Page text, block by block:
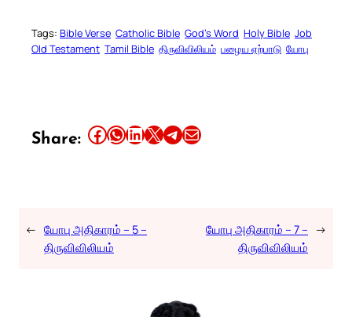
Tags: Bible Verse Catholic Bible God’s Word Holy Bible Job
Old Testament Tamil Bible திருவிவிலியம் பழைய ஏற்பாடு யோபு
Share: Share this article on Facebook Share this article on WhatsApp Share this article on LinkedIn Share this article on X Share this article on TelegramEmail this Article
← யோபு அதிகாரம் – 5 –
திருவிவிலியம்
யோபு அதிகாரம் – 7 –
திருவிவிலியம்
→